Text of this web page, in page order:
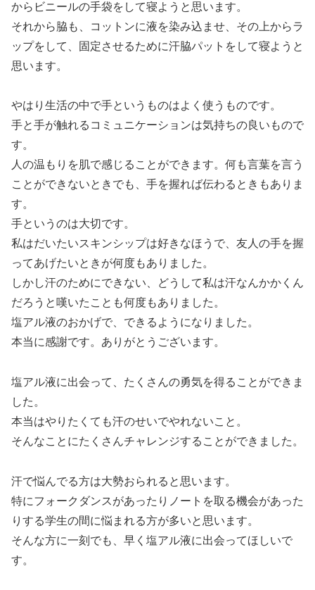
からビニールの手袋をして寝ようと思います。
それから脇も、コットンに液を染み込ませ、その上からラ
ップをして、固定させるために汗脇パットをして寝ようと
思います。
やはり生活の中で手というものはよく使うものです。
手と手が触れるコミュニケーションは気持ちの良いもので
す。
人の温もりを肌で感じることができます。何も言葉を言う
ことができないときでも、手を握れば伝わるときもありま
す。
手というのは大切です。
私はだいたいスキンシップは好きなほうで、友人の手を握
ってあげたいときが何度もありました。
しかし汗のためにできない、どうして私は汗なんかかくん
だろうと嘆いたことも何度もありました。
塩アル液のおかげで、できるようになりました。
本当に感謝です。ありがとうございます。
塩アル液に出会って、たくさんの勇気を得ることができま
した。
本当はやりたくても汗のせいでやれないこと。
そんなことにたくさんチャレンジすることができました。
汗で悩んでる方は大勢おられると思います。
特にフォークダンスがあったりノートを取る機会があった
りする学生の間に悩まれる方が多いと思います。
そんな方に一刻でも、早く塩アル液に出会ってほしいで
す。